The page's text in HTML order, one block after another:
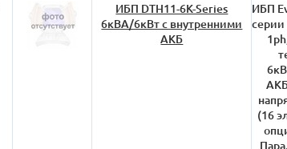
ИБП DTH11-6K-Series
6кВА/6кВт с внутренними
АКБ
ИБП
(16